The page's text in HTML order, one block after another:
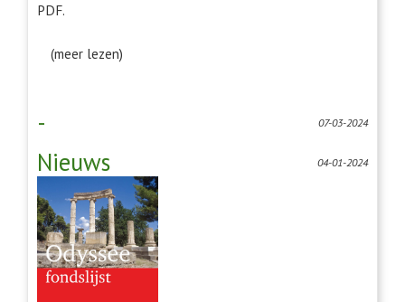
PDF.
(meer lezen)
07-03-2024
-
04-01-2024
Nieuws